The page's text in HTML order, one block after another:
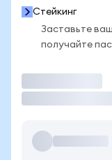
Стейкинг
Заставьте
получайте